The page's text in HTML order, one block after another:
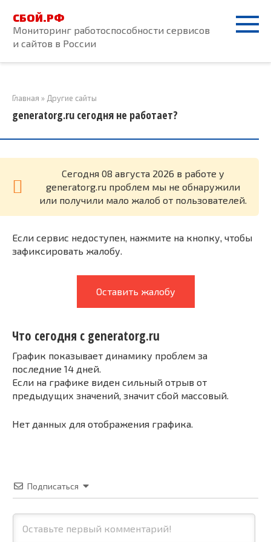
контенту
СБОЙ.РФ
Мониторинг работоспособности сервисов
и сайтов в России
Главная » Другие сайты
generatorg.ru сегодня не работает?
Cегодня 08 августа 2026 в работе у
generatorg.ru проблем мы не обнаружили
или получили мало жалоб от пользователей.
Если сервис недоступен, нажмите на кнопку, чтобы
зафиксировать жалобу.
Оставить жалобу
Что сегодня с generatorg.ru
График показывает динамику проблем за
последние 14 дней.
Если на графике виден сильный отрыв от
предыдущих значений, значит сбой массовый.
Нет данных для отображения графика.
Подписаться